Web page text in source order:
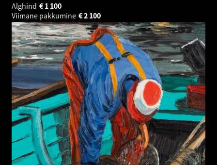
Alghind
1 100
€
Viimane pakkumine
2 100
€